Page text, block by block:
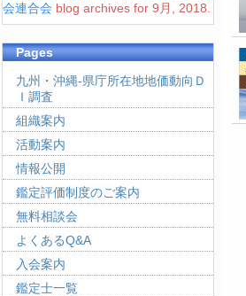
会連合会 blog archives for 9月, 2018.
Pages
九州・沖縄-県庁所在地地価動向Ｄ
Ｉ調査
組織案内
活動案内
情報公開
鑑定評価制度のご案内
無料相談会
よくあるQ&A
入会案内
鑑定士一覧